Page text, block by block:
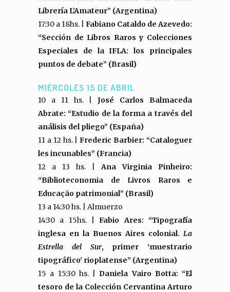
Librería L’Amateur” (Argentina)
17:30 a 18hs. | Fabiano Cataldo de Azevedo:
“Sección de Libros Raros y Colecciones
Especiales de la IFLA: los principales
puntos de debate” (Brasil)
MIÉRCOLES 15 DE ABRIL
10 a 11 hs. |José Carlos Balmaceda
Abrate: “Estudio de la forma a través del
análisis del pliego” (España)
11 a 12 hs. |Frederic Barbier: “Cataloguer
les incunables” (Francia)
12 a 13 hs. |Ana Virginia Pinheiro:
“Biblioteconomia de Livros Raros e
Educação patrimonial” (Brasil)
13 a 14:30 hs. | Almuerzo
14:30 a 15hs. |Fabio Ares: “Tipografía
inglesa en la Buenos Aires colonial. La
Estrella del Sur, primer ‘muestrario
tipográfico’ rioplatense” (Argentina)
15 a 15:30 hs. | Daniela Vairo Botta: “El
tesoro de la Colección Cervantina Arturo